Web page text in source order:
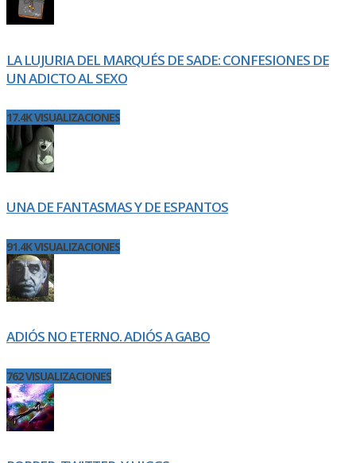
LA LUJURIA DEL MARQUÉS DE SADE: CONFESIONES DE
UN ADICTO AL SEXO
17.4K VISUALIZACIONES
UNA DE FANTASMAS Y DE ESPANTOS
91.4K VISUALIZACIONES
ADIÓS NO ETERNO. ADIÓS A GABO
762 VISUALIZACIONES